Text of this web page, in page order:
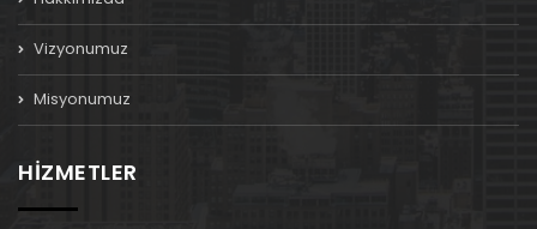
Vizyonumuz
Misyonumuz
HİZMETLER